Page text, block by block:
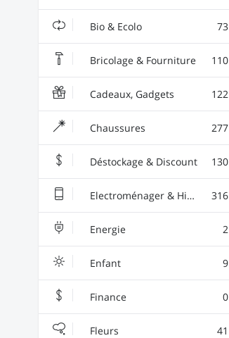
Bio & Ecolo 73
Bricolage & Fourniture 110
Cadeaux, Gadgets 122
Chaussures 277
Déstockage & Discount 130
Electroménager & High-Tech 316
Energie 2
Enfant 9
Finance 0
Fleurs 41